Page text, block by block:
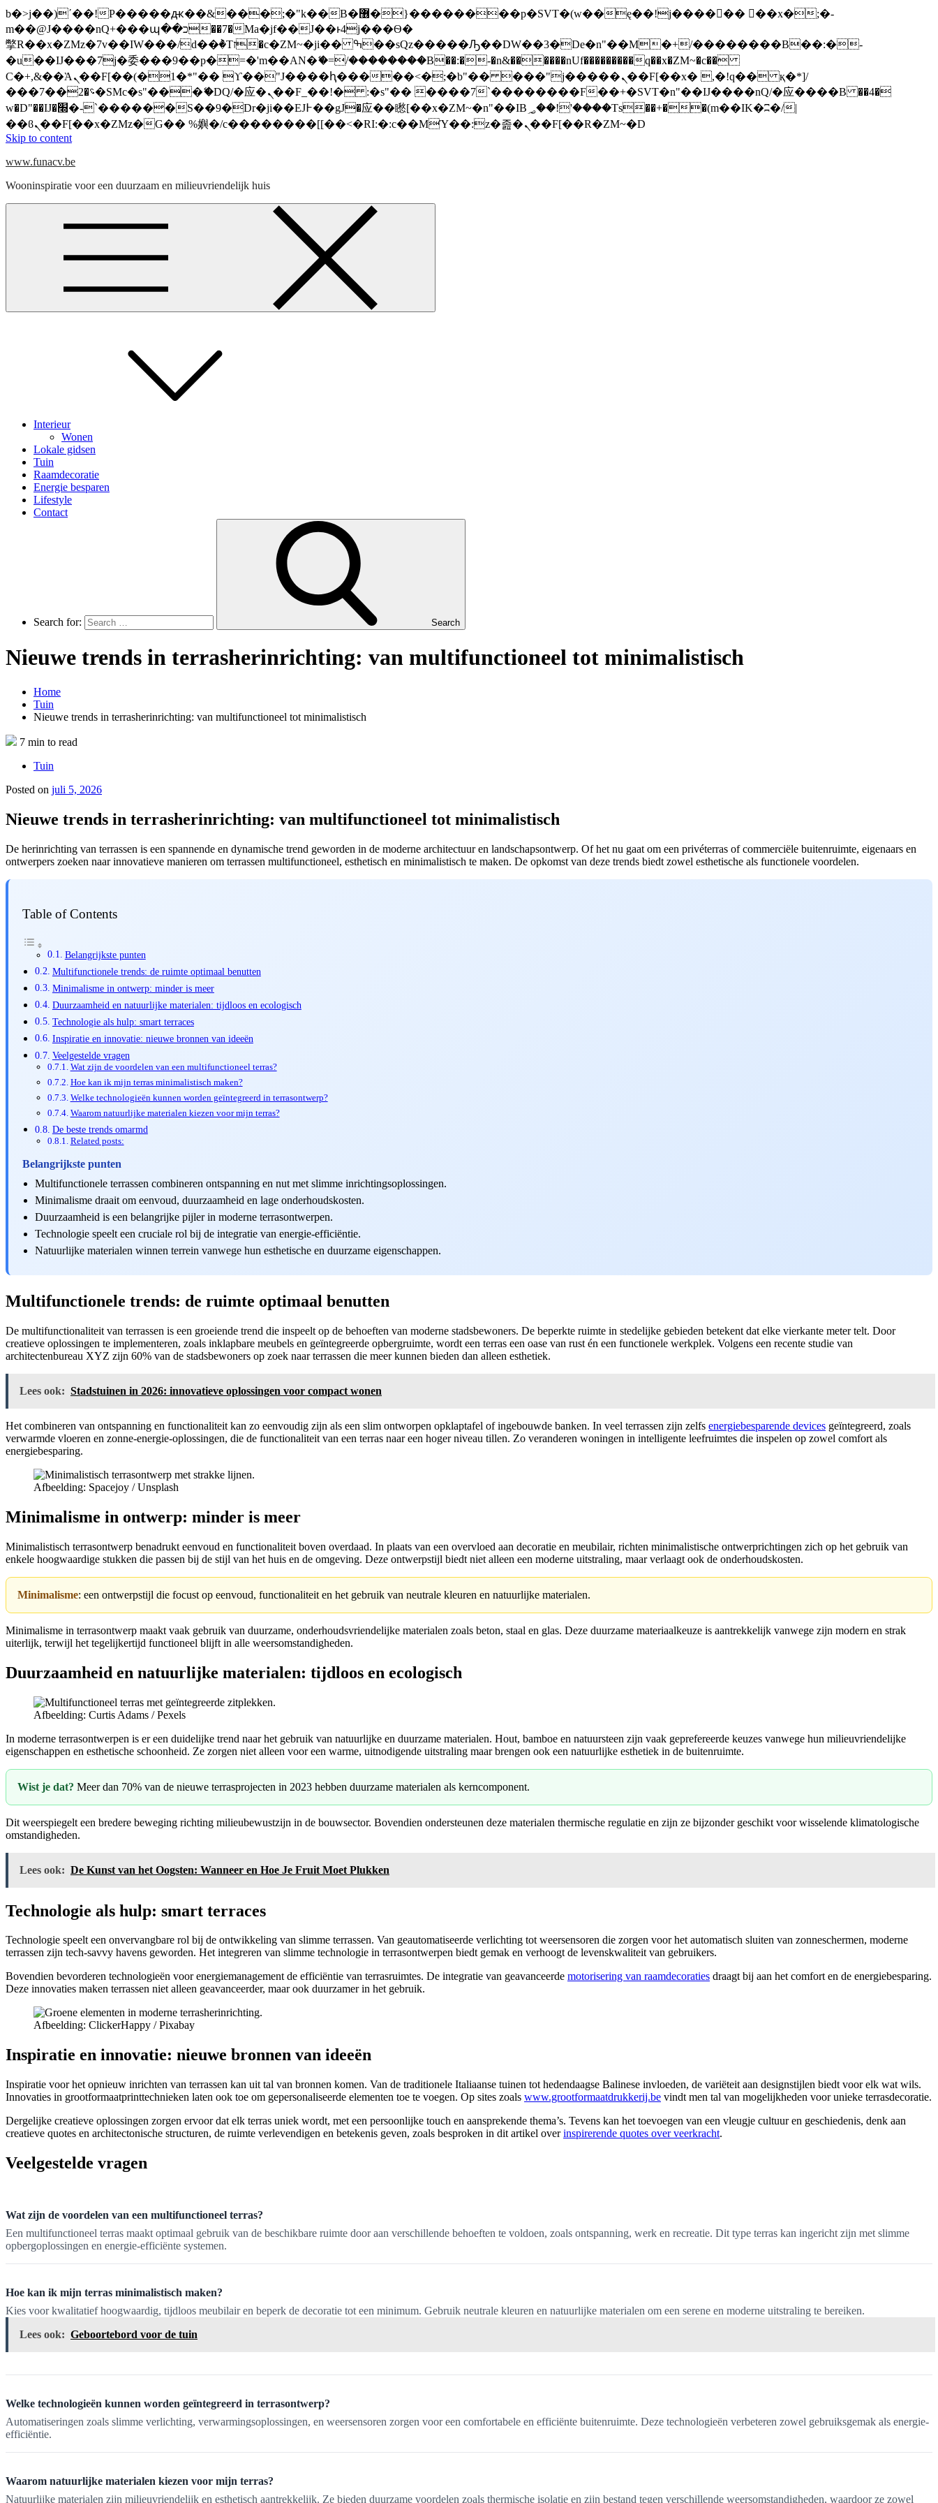
b�>j��)΄��!P�����ԫ��&���;�"k��B�޶�}��������p�SVT�(w��ę��!j������ ��x�;�-
m��@J����nQ+���պ��כ��7�Ma�jf��J��ͱ4j���Ѳ�
撆R��x�ZMz�7v��IW���/d��ٞ�Тז�c�ZM~�ji�� ߒ��sQz�����Ԡ��DW��3�De�n"��M�+/��������B��:�-
�u��IJ���7j�委���9��p�=�'m��AN�ޭ�=/��������B��:�-�n&������nUf���������q��x�ZM~�c��
Ϲ�+,&��Ὰܢ��F[��(�1�*"�� ϒ��"J����ԧ�����<�;�b"�� ���"j�����ܢ��F[��x� ,�!q�� қ�*]/
���؝�2��7�SMc�s"���ޭ�DQ/�应�ܢ��F_��!� :�s"�� ����7`��������F��+�SVT�n"��IJ����nQ/�应����B ��4�
w�D"��IJ�׭�-`������S��9�Dr�ji��EJ߅��gJ�应��矁[��x�ZM~�n"��IB؃��!'����Тѕ��+��(m��IK�ʭ�/|
��ϐܢ��F[��x�ZMz�G�� %嬩�/c��������[[��<�RI:�:c��MΎ��:z�졾�ܢ��F[��R�ZM~�D
Skip to content
www.funacv.be
Wooninspiratie voor een duurzaam en milieuvriendelijk huis
Interieur
Wonen
Lokale gidsen
Tuin
Raamdecoratie
Energie besparen
Lifestyle
Contact
Search for: Search
Nieuwe trends in terrasherinrichting: van multifunctioneel tot minimalistisch
Home
Tuin
Nieuwe trends in terrasherinrichting: van multifunctioneel tot minimalistisch
7 min to read
Tuin
Posted on juli 5, 2026
Nieuwe trends in terrasherinrichting: van multifunctioneel tot minimalistisch
De herinrichting van terrassen is een spannende en dynamische trend geworden in de moderne architectuur en landschapsontwerp. Of het nu gaat om een privéterras of commerciële buitenruimte, eigenaars en
ontwerpers zoeken naar innovatieve manieren om terrassen multifunctioneel, esthetisch en minimalistisch te maken. De opkomst van deze trends biedt zowel esthetische als functionele voordelen.
Table of Contents
Belangrijkste punten
Multifunctionele trends: de ruimte optimaal benutten
Minimalisme in ontwerp: minder is meer
Duurzaamheid en natuurlijke materialen: tijdloos en ecologisch
Technologie als hulp: smart terraces
Inspiratie en innovatie: nieuwe bronnen van ideeën
Veelgestelde vragen
Wat zijn de voordelen van een multifunctioneel terras?
Hoe kan ik mijn terras minimalistisch maken?
Welke technologieën kunnen worden geïntegreerd in terrasontwerp?
Waarom natuurlijke materialen kiezen voor mijn terras?
De beste trends omarmd
Related posts:
Belangrijkste punten
Multifunctionele terrassen combineren ontspanning en nut met slimme inrichtingsoplossingen.
Minimalisme draait om eenvoud, duurzaamheid en lage onderhoudskosten.
Duurzaamheid is een belangrijke pijler in moderne terrasontwerpen.
Technologie speelt een cruciale rol bij de integratie van energie-efficiëntie.
Natuurlijke materialen winnen terrein vanwege hun esthetische en duurzame eigenschappen.
Multifunctionele trends: de ruimte optimaal benutten
De multifunctionaliteit van terrassen is een groeiende trend die inspeelt op de behoeften van moderne stadsbewoners. De beperkte ruimte in stedelijke gebieden betekent dat elke vierkante meter telt. Door
creatieve oplossingen te implementeren, zoals inklapbare meubels en geïntegreerde opbergruimte, wordt een terras een oase van rust én een functionele werkplek. Volgens een recente studie van
architectenbureau XYZ zijn 60% van de stadsbewoners op zoek naar terrassen die meer kunnen bieden dan alleen esthetiek.
Lees ook: Stadstuinen in 2026: innovatieve oplossingen voor compact wonen
Het combineren van ontspanning en functionaliteit kan zo eenvoudig zijn als een slim ontworpen opklaptafel of ingebouwde banken. In veel terrassen zijn zelfs energiebesparende devices geïntegreerd, zoals
verwarmde vloeren en zonne-energie-oplossingen, die de functionaliteit van een terras naar een hoger niveau tillen. Zo veranderen woningen in intelligente leefruimtes die inspelen op zowel comfort als
energiebesparing.
Afbeelding: Spacejoy / Unsplash
Minimalisme in ontwerp: minder is meer
Minimalistisch terrasontwerp benadrukt eenvoud en functionaliteit boven overdaad. In plaats van een overvloed aan decoratie en meubilair, richten minimalistische ontwerprichtingen zich op het gebruik van
enkele hoogwaardige stukken die passen bij de stijl van het huis en de omgeving. Deze ontwerpstijl biedt niet alleen een moderne uitstraling, maar verlaagt ook de onderhoudskosten.
Minimalisme: een ontwerpstijl die focust op eenvoud, functionaliteit en het gebruik van neutrale kleuren en natuurlijke materialen.
Minimalisme in terrasontwerp maakt vaak gebruik van duurzame, onderhoudsvriendelijke materialen zoals beton, staal en glas. Deze duurzame materiaalkeuze is aantrekkelijk vanwege zijn modern en strak
uiterlijk, terwijl het tegelijkertijd functioneel blijft in alle weersomstandigheden.
Duurzaamheid en natuurlijke materialen: tijdloos en ecologisch
Afbeelding: Curtis Adams / Pexels
In moderne terrasontwerpen is er een duidelijke trend naar het gebruik van natuurlijke en duurzame materialen. Hout, bamboe en natuursteen zijn vaak geprefereerde keuzes vanwege hun milieuvriendelijke
eigenschappen en esthetische schoonheid. Ze zorgen niet alleen voor een warme, uitnodigende uitstraling maar brengen ook een natuurlijke esthetiek in de buitenruimte.
Wist je dat? Meer dan 70% van de nieuwe terrasprojecten in 2023 hebben duurzame materialen als kerncomponent.
Dit weerspiegelt een bredere beweging richting milieubewustzijn in de bouwsector. Bovendien ondersteunen deze materialen thermische regulatie en zijn ze bijzonder geschikt voor wisselende klimatologische
omstandigheden.
Lees ook: De Kunst van het Oogsten: Wanneer en Hoe Je Fruit Moet Plukken
Technologie als hulp: smart terraces
Technologie speelt een onvervangbare rol bij de ontwikkeling van slimme terrassen. Van geautomatiseerde verlichting tot weersensoren die zorgen voor het automatisch sluiten van zonneschermen, moderne
terrassen zijn tech-savvy havens geworden. Het integreren van slimme technologie in terrasontwerpen biedt gemak en verhoogt de levenskwaliteit van gebruikers.
Bovendien bevorderen technologieën voor energiemanagement de efficiëntie van terrasruimtes. De integratie van geavanceerde motorisering van raamdecoraties draagt bij aan het comfort en de energiebesparing.
Deze innovaties maken terrassen niet alleen geavanceerder, maar ook duurzamer in het gebruik.
Afbeelding: ClickerHappy / Pixabay
Inspiratie en innovatie: nieuwe bronnen van ideeën
Inspiratie voor het opnieuw inrichten van terrassen kan uit tal van bronnen komen. Van de traditionele Italiaanse tuinen tot hedendaagse Balinese invloeden, de variëteit aan designstijlen biedt voor elk wat wils.
Innovaties in grootformaatprinttechnieken laten ook toe om gepersonaliseerde elementen toe te voegen. Op sites zoals www.grootformaatdrukkerij.be vindt men tal van mogelijkheden voor unieke terrasdecoratie.
Dergelijke creatieve oplossingen zorgen ervoor dat elk terras uniek wordt, met een persoonlijke touch en aansprekende thema’s. Tevens kan het toevoegen van een vleugje cultuur en geschiedenis, denk aan
creatieve quotes en architectonische structuren, de ruimte verlevendigen en betekenis geven, zoals besproken in dit artikel overinspirerende quotes over veerkracht.
Veelgestelde vragen
Wat zijn de voordelen van een multifunctioneel terras?
Een multifunctioneel terras maakt optimaal gebruik van de beschikbare ruimte door aan verschillende behoeften te voldoen, zoals ontspanning, werk en recreatie. Dit type terras kan ingericht zijn met slimme
opbergoplossingen en energie-efficiënte systemen.
Hoe kan ik mijn terras minimalistisch maken?
Kies voor kwalitatief hoogwaardig, tijdloos meubilair en beperk de decoratie tot een minimum. Gebruik neutrale kleuren en natuurlijke materialen om een serene en moderne uitstraling te bereiken.
Lees ook: Geboortebord voor de tuin
Welke technologieën kunnen worden geïntegreerd in terrasontwerp?
Automatiseringen zoals slimme verlichting, verwarmingsoplossingen, en weersensoren zorgen voor een comfortabele en efficiënte buitenruimte. Deze technologieën verbeteren zowel gebruiksgemak als energie-
efficiëntie.
Waarom natuurlijke materialen kiezen voor mijn terras?
Natuurlijke materialen zijn milieuvriendelijk en esthetisch aantrekkelijk. Ze bieden duurzame voordelen zoals thermische isolatie en zijn bestand tegen verschillende weersomstandigheden, waardoor ze zowel